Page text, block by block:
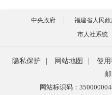
中央政府 福建省人民
市人社系统
隐私保护 网站地图 使
网站标识码：